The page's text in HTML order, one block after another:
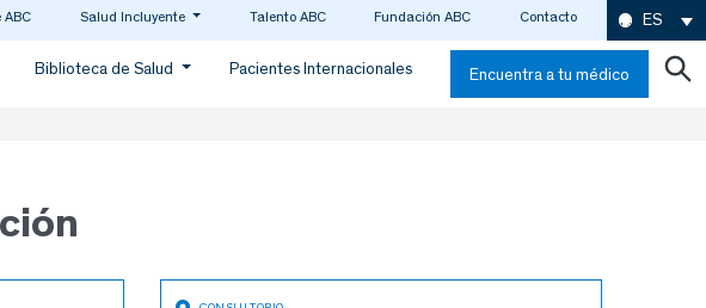
ABC Salud Incluyente Talento ABC Fundación ABC Contacto ES
Biblioteca de Salud Pacientes Internacionales Encuentra a tu médico